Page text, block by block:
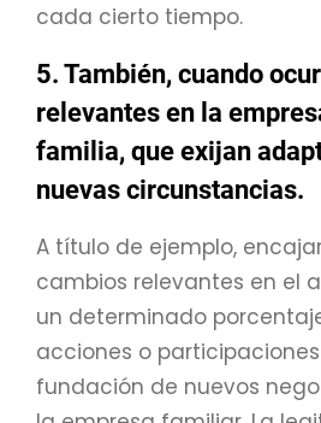
cada cierto tiempo.
5. También, cuando
relevantes en la
familia, que exijan
nuevas circunstancias.
A título de ejemplo,
cambios relevantes en el
un determinado
acciones o
fundación de nuevos